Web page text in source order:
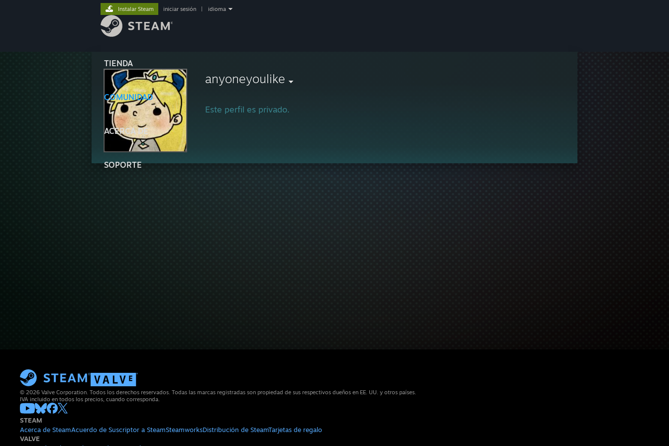
TIENDA
COMUNIDAD
ACERCA DE
SOPORTE
Instalar Steam iniciar sesión idioma
anyoneyoulike
Este perfil es privado.
© 2026 Valve Corporation. Todos los derechos reservados. Todas las marcas registradas son propiedad de sus respectivos dueños en EE. UU. y otros países.
IVA incluido en todos los precios, cuando corresponda.
STEAM
Acerca de SteamAcuerdo de Suscriptor a SteamSteamworksDistribución de SteamTarjetas de regalo
VALVE